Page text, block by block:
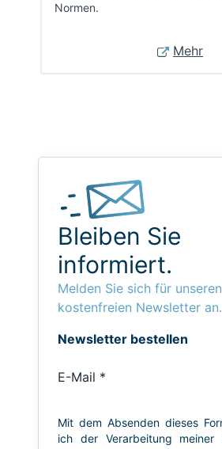
Normen.
Mehr
Bleiben Sie
informiert.
Melden Sie sich für unseren
kostenfreien Newsletter an.